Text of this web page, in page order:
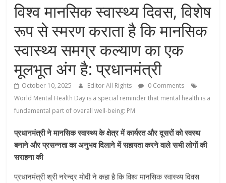
विश्व मानसिक स्वास्थ्य दिवस, विशेष
रूप से स्‍मरण कराता है कि मानसिक
स्वास्थ्य समग्र कल्याण का एक
मूलभूत अंग है: प्रधानमंत्री
October 10, 2025 Editor All Rights
0 Comments
World Mental Health Day is a special reminder that mental health is a
fundamental part of overall well-being: PM
प्रधानमंत्री ने मानसिक स्वास्थ्य के क्षेत्र में कार्यरत और दूसरों को स्वस्थ
बनाने और प्रसन्‍नता का अनुभव दिलाने में सहायता करने वाले सभी लोगों की
सराहना की
प्रधानमंत्री श्री नरेन्द्र मोदी ने कहा है कि विश्व मानसिक स्वास्थ्य दिवस